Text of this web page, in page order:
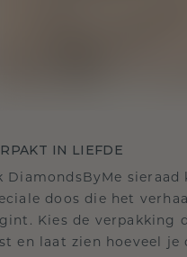
IN LIEFDE
DiamondsByMe sieraad
doos die het
Kies de verpakking
en laat zien hoeveel je